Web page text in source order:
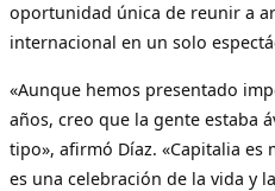
oportunidad única de reunir a
internacional en un solo
«Aunque hemos presentado
años, creo que la gente estaba
tipo», afirmó Díaz. «Capitalia es
es una celebración de la vida y